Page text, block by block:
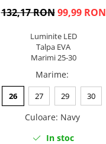
132,17 RON 99,99 RON
Luminite LED
Talpa EVA
Marimi 25-30
Marime:
26 27 29 30
Culoare: Navy
In stoc